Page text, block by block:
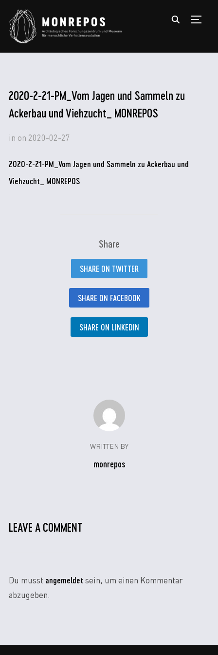
2020-2-21-PM_Vom Jagen und Sammeln zu
Ackerbau und Viehzucht_ MONREPOS
in on 2020-02-27
2020-2-21-PM_Vom Jagen und Sammeln zu Ackerbau und
Viehzucht_ MONREPOS
Share
SHARE ON TWITTER
SHARE ON FACEBOOK
SHARE ON LINKEDIN
WRITTEN BY
monrepos
LEAVE A COMMENT
Du musst angemeldet sein, um einen Kommentar
abzugeben.